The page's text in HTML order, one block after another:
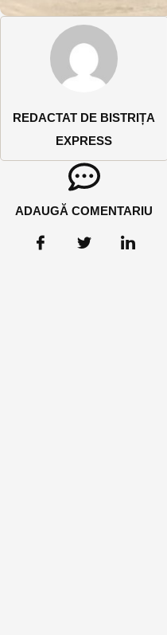
REDACTAT DE BISTRIȚA
EXPRESS
ADAUGĂ COMENTARIU